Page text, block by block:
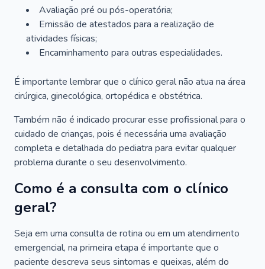
Avaliação pré ou pós-operatória;
Emissão de atestados para a realização de
atividades físicas;
Encaminhamento para outras especialidades.
É importante lembrar que o clínico geral não atua na área
cirúrgica, ginecológica, ortopédica e obstétrica.
Também não é indicado procurar esse profissional para o
cuidado de crianças, pois é necessária uma avaliação
completa e detalhada do pediatra para evitar qualquer
problema durante o seu desenvolvimento.
Como é a consulta com o clínico
geral?
Seja em uma consulta de rotina ou em um atendimento
emergencial, na primeira etapa é importante que o
paciente descreva seus sintomas e queixas, além do